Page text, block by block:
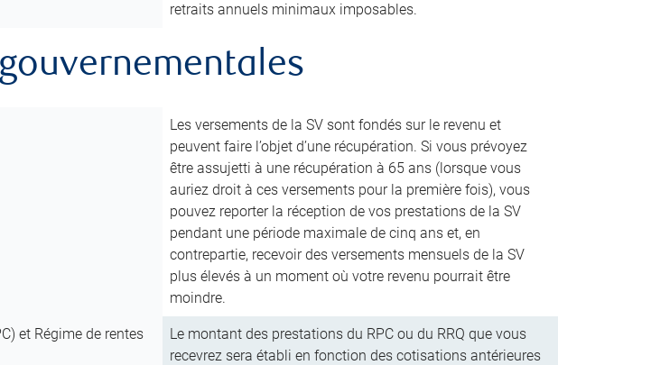
retraits annuels minimaux imposables.
Les versements de la SV sont fondés sur le revenu et
peuvent faire l’objet d’une récupération. Si vous prévoyez
être assujetti à une récupération à 65 ans (lorsque vous
auriez droit à ces versements pour la première fois), vous
pouvez reporter la réception de vos prestations de la SV
pendant une période maximale de cinq ans et, en
contrepartie, recevoir des versements mensuels de la SV
plus élevés à un moment où votre revenu pourrait être
moindre.
et Régime de rentes
Le montant des prestations du RPC ou du RRQ que vous
recevrez sera établi en fonction des cotisations antérieures